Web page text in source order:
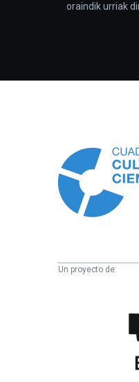
oraindik urriak
Un proyecto de:
Científica